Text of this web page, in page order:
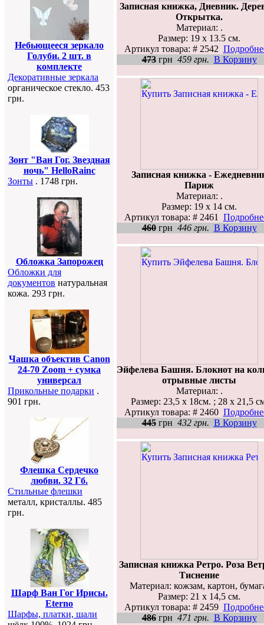
Небьющееся зеркало
Голуби. 2 шт. в
комплекте
Декоративные зеркала
органическое стекло. 453
грн.
Зонт "Ван Гог. Звездная
ночь" HelloRainc
Зонты . 1748 грн.
Обложка Запорожец
Обложки для
документов натуральная
кожа. 293 грн.
Чашка объектив Canon
24-70 Zoom + сумка
универсал
Прикольные подарки .
901 грн.
Флешка Сердечко
любви. 32 Гб.
Стильные флешки
металл, кристаллы. 485
грн.
Шарф Ван Гог Ирисы.
Eterno
Шарфы, платки, шали
Записная книжка, Дневник.
Открытка.
Материал: .
Размер: 19 х 13.5 см.
Артикул товара: # 2542
473грн 459 грн. В Корзину
Записная книжка -
Париж
Материал: .
Размер: 19 х 14 см.
Артикул товара: # 2461
460грн 446 грн. В Корзину
Эйфелева Башня. Блокнот на
отрывные листы
Материал: .
Размер: 23,5 х 18см. ; 28 х 21,5
Артикул товара: # 2460
445грн 432 грн. В Корзину
Записная книжка Ретро. Роза
Тиснение
Материал: кожзам, картон,
Размер: 21 х 14,5 см.
Артикул товара: # 2459
486грн 471 грн. В Корзину